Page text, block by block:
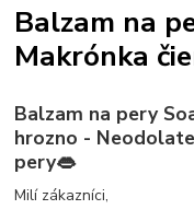
Balzam na
Makrónka
Balzam na pery
hrozno -
pery👄
Milí zákazníci,